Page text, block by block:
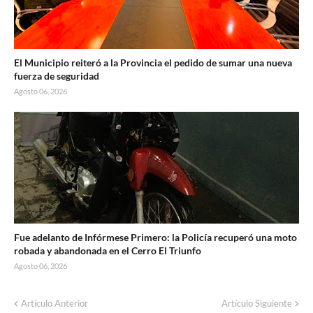
El Municipio reiteró a la Provincia el pedido de sumar una nueva
fuerza de seguridad
Agosto 06, 2026
Fue adelanto de Infórmese Primero: la Policía recuperó una moto
robada y abandonada en el Cerro El Triunfo
Agosto 06, 2026
Artículo Anterior Artículo Siguiente